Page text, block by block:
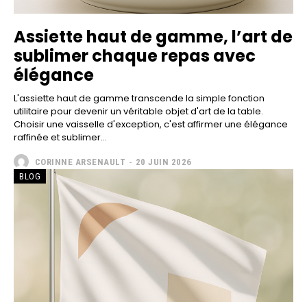
Assiette haut de gamme, l’art de
sublimer chaque repas avec
élégance
L'assiette haut de gamme transcende la simple fonction
utilitaire pour devenir un véritable objet d'art de la table.
Choisir une vaisselle d'exception, c'est affirmer une élégance
raffinée et sublimer...
CORINNE ARSENAULT - 20 JUIN 2026
BLOG